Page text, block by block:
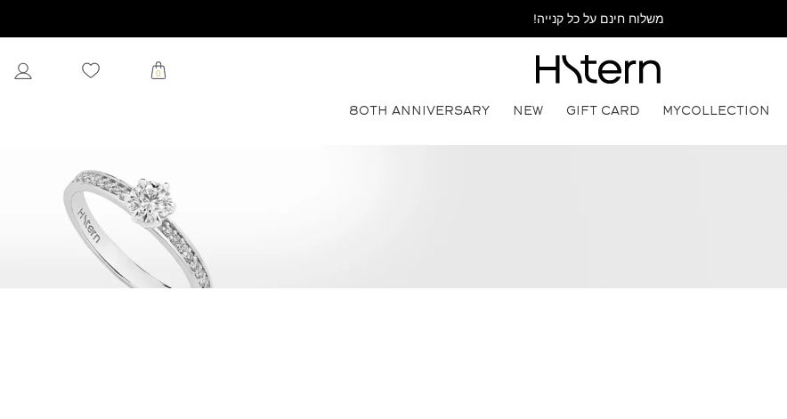
משלוח חינם על כל קנייה!
0
MYCOLLECTION
GIFT CARD
NEW
80TH ANNIVERSARY